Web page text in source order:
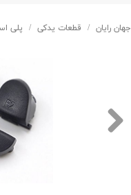
جهان رایان قطعات یدکی پلی